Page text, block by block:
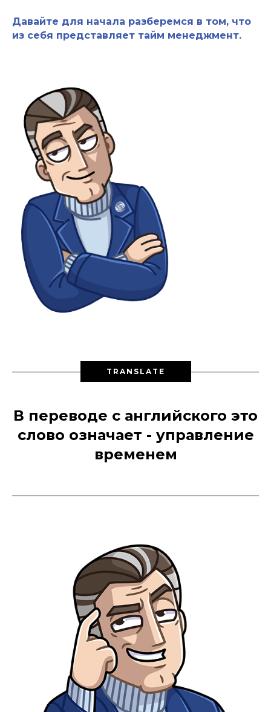
Давайте для начала разберемся в том, что
из себя представляет тайм менеджмент.
TRANSLATE
В переводе с английского это
слово означает - управление
временем